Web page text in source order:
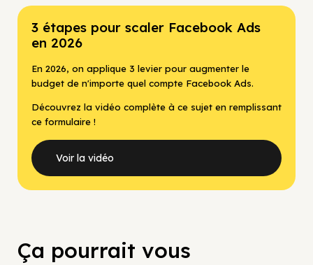
3 étapes pour scaler Facebook Ads
en 2026
En 2026, on applique 3 levier pour augmenter le
budget de n'importe quel compte Facebook Ads.
Découvrez la vidéo complète à ce sujet en remplissant
ce formulaire !
Voir la vidéo
Ça pourrait vous